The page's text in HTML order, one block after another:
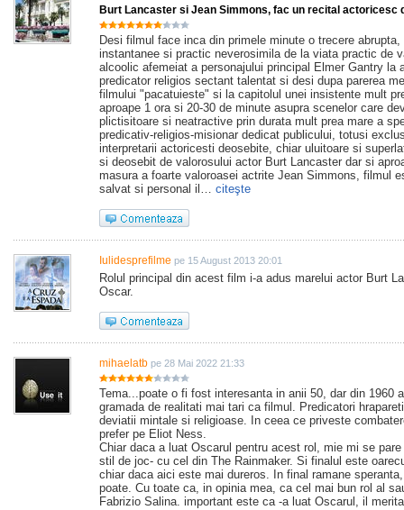
Burt Lancaster si Jean Simmons, fac un recital actoricesc
Desi filmul face inca din primele minute o trecere abrupta,
instantanee si practic neverosimila de la viata practic de
alcoolic afemeiat a personajului principal Elmer Gantry la
predicator religios sectant talentat si desi dupa parerea
filmului "pacatuieste" si la capitolul unei insistente mult
aproape 1 ora si 20-30 de minute asupra scenelor care
plictisitoare si neatractive prin durata mult prea mare a
predicativ-religios-misionar dedicat publicului, totusi
interpretarii actoricesti deosebite, chiar uluitoare si
si deosebit de valorosului actor Burt Lancaster dar si
masura a foarte valoroasei actrite Jean Simmons, filmul
salvat si personal il… citeşte
Iulidesprefilme pe 15 August 2013 20:01
Rolul principal din acest film i-a adus marelui actor Burt
Oscar.
mihaelatb pe 28 Mai 2022 21:33
Tema...poate o fi fost interesanta in anii 50, dar din 1960
gramada de realitati mai tari ca filmul. Predicatori
deviatii mintale si religioase. In ceea ce priveste
prefer pe Eliot Ness.
Chiar daca a luat Oscarul pentru acest rol, mie mi se
stil de joc- cu cel din The Rainmaker. Si finalul este
chiar daca aici este mai dureros. In final ramane
poate. Cu toate ca, in opinia mea, ca cel mai bun rol al
Fabrizio Salina. important este ca -a luat Oscarul, il